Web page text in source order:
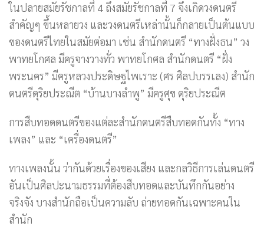
ในปลายสมัยรัชกาลที่ 4 ถึงสมัยรัชกาลที่ 7 จึงเกิดวงดนตรี
สำคัญๆ ขึ้นหลายวง และวงดนตรีเหล่านั้นก็กลายเป็นต้นแบบ
ของดนตรีไทยในสมัยต่อมา เช่น สำนักดนตรี “ทางฝั่งธน” วง
พาทยโกศล มีครูจางวางทั่ว พาทยโกศล สำนักดนตรี “ฝั่ง
พระนคร” มีครูหลวงประดิษฐไพเราะ (ศร ศิลปบรรเลง) สำนัก
ดนตรีดุริยประณีต “บ้านบางลำพู” มีครูศุข ดุริยประณีต
การสืบทอดดนตรีของแต่ละสำนักดนตรีสืบทอดกันทั้ง “ทาง
เพลง” และ “เครื่องดนตรี”
ทางเพลงนั้น ว่ากันด้วยเรื่องของเสียง และกลวิธีการเล่นดนตรี
อันเป็นศิลปะนามธรรมที่ต้องสืบทอดและบันทึกกันอย่าง
จริงจัง บางสำนักถือเป็นความลับ ถ่ายทอดกันเฉพาะคนใน
สำนัก